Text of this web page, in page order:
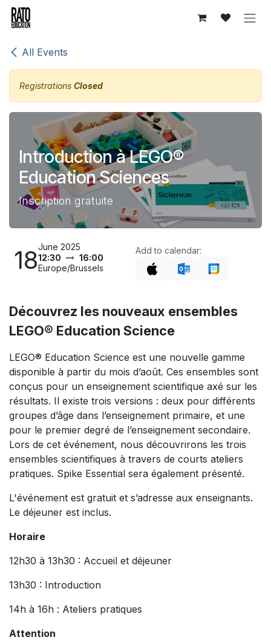
Skip to Content
All Events
Registrations Closed
Introduction à LEGO®
Education Sciences
Inscription gratuite
18June 2025
12:30
16:00
Europe/Brussels
Add to calendar:
Découvrez les nouveaux ensembles
LEGO® Education Science
LEGO® Education Science est une nouvelle gamme
disponible à partir du mois d’août. Ces ensembles sont
conçus pour un enseignement scientifique axé sur les
résultats. Il existe trois versions : deux pour différents
groupes d’âge dans l’enseignement primaire, et une
pour le premier degré de l’enseignement secondaire.
Lors de cet événement, nous découvrirons les trois
ensembles scientifiques à travers de courts ateliers
pratiques. Spike Essential sera également présenté.
L'événement est gratuit et s’adresse aux enseignants.
Le déjeuner est inclus.
Horaire
12h30 à 13h30 : Accueil et déjeuner
13h30 : Introduction
14h à 16h : Ateliers pratiques
Attention